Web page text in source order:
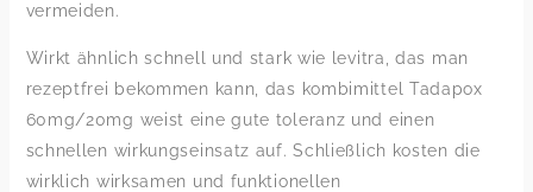
vermeiden.
Wirkt ähnlich schnell und stark wie levitra, das man
rezeptfrei bekommen kann, das kombimittel Tadapox
60mg/20mg weist eine gute toleranz und einen
schnellen wirkungseinsatz auf. Schließlich kosten die
wirklich wirksamen und funktionellen